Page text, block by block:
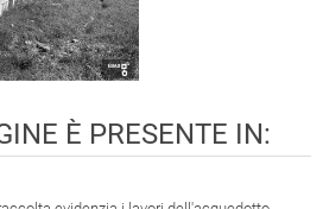
È PRESENTE IN: